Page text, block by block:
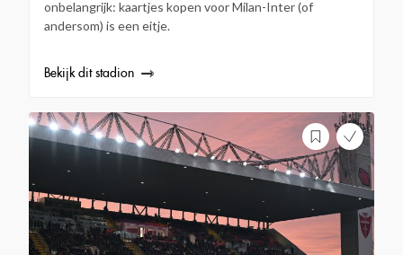
onbelangrijk: kaartjes kopen voor Milan-Inter (of
andersom) is een eitje.
Bekijk dit stadion